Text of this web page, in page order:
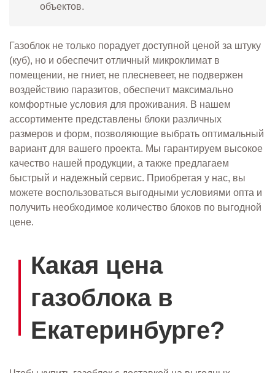
объектов.
Газоблок не только порадует доступной ценой за штуку
(куб), но и обеспечит отличный микроклимат в
помещении, не гниет, не плесневеет, не подвержен
воздействию паразитов, обеспечит максимально
комфортные условия для проживания. В нашем
ассортименте представлены блоки различных
размеров и форм, позволяющие выбрать оптимальный
вариант для вашего проекта. Мы гарантируем высокое
качество нашей продукции, а также предлагаем
быстрый и надежный сервис. Приобретая у нас, вы
можете воспользоваться выгодными условиями опта и
получить необходимое количество блоков по выгодной
цене.
Какая цена
газоблока в
Екатеринбурге?